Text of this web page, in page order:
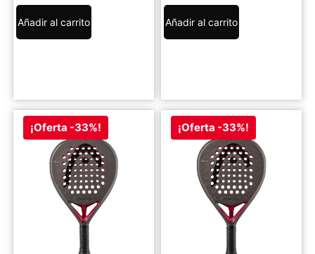
Añadir al carrito Añadir al carrito
¡Oferta -33%! ¡Oferta -33%!